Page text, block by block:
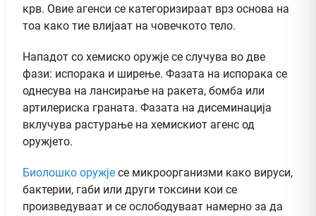
крв. Овие агенси се категоризираат врз основа на
тоа како тие влијаат на човечкото тело.
Нападот со хемиско оружје се случува во две
фази: испорака и ширење. Фазата на испорака се
однесува на лансирање на ракета, бомба или
артилериска граната. Фазата на дисеминација
вклучува растурање на хемискиот агенс од
оружјето.
Биолошко оружје се микроорганизми како вируси,
бактерии, габи или други токсини кои се
произведуваат и се ослободуваат намерно за да